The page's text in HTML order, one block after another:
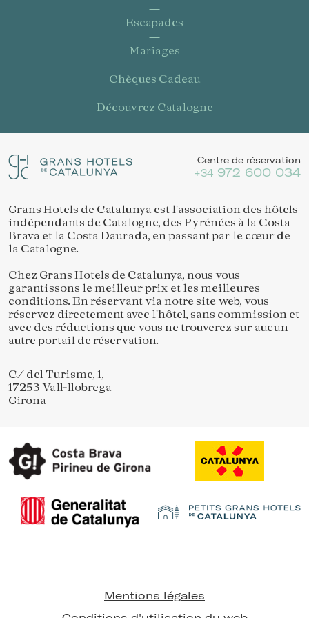
Escapades
Mariages
Chèques Cadeau
Découvrez Catalogne
Centre de réservation
+34 972 600 034
Grans Hotels de Catalunya est l'association des hôtels
indépendants de Catalogne, des Pyrénées à la Costa
Brava et la Costa Daurada, en passant par le cœur de
la Catalogne.
Chez Grans Hotels de Catalunya, nous vous
garantissons le meilleur prix et les meilleures
conditions. En réservant via notre site web, vous
réservez directement avec l'hôtel, sans commission et
avec des réductions que vous ne trouverez sur aucun
autre portail de réservation.
C/ del Turisme, 1,
17253 Vall-llobrega
Girona
Mentions légales